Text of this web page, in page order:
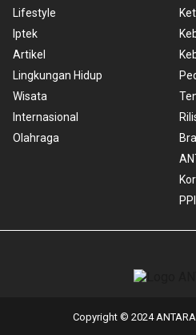
Lifestyle
Iptek
Artikel
Lingkungan Hidup
Wisata
Internasional
Olahraga
Copyright © 2024